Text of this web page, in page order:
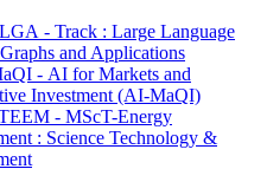
- Track : Large Language
and Applications
- AI for Markets and
Investment (AI-MaQI)
- MScT-Energy
: Science Technology &